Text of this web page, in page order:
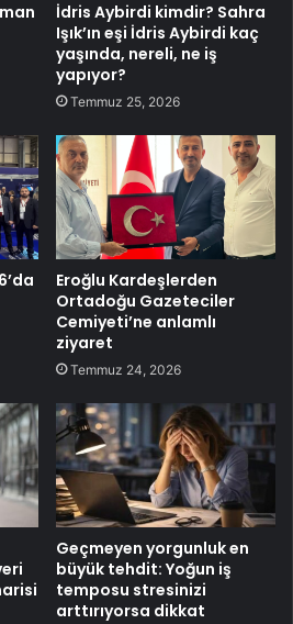
İdris Aybirdi kimdir? Sahra
Işık’ın eşi İdris Aybirdi kaç
yaşında, nereli, ne iş
yapıyor?
Temmuz 25, 2026
Eroğlu Kardeşlerden
Ortadoğu Gazeteciler
Cemiyeti’ne anlamlı
ziyaret
Temmuz 24, 2026
Geçmeyen yorgunluk en
büyük tehdit: Yoğun iş
temposu stresinizi
arttırıyorsa dikkat